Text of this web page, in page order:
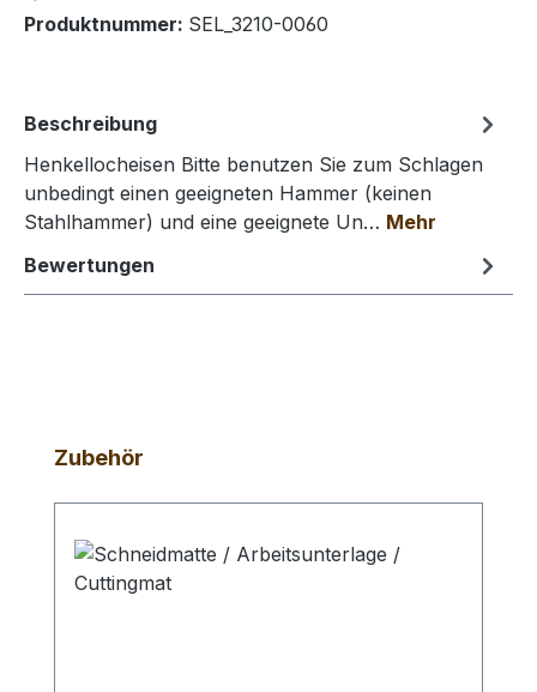
Produktnummer: SEL_3210-0060
Beschreibung
Henkellocheisen Bitte benutzen Sie zum Schlagen
unbedingt einen geeigneten Hammer (keinen
Stahlhammer) und eine geeignete Un… Mehr
Bewertungen
Produktgalerie überspringen
Zubehör